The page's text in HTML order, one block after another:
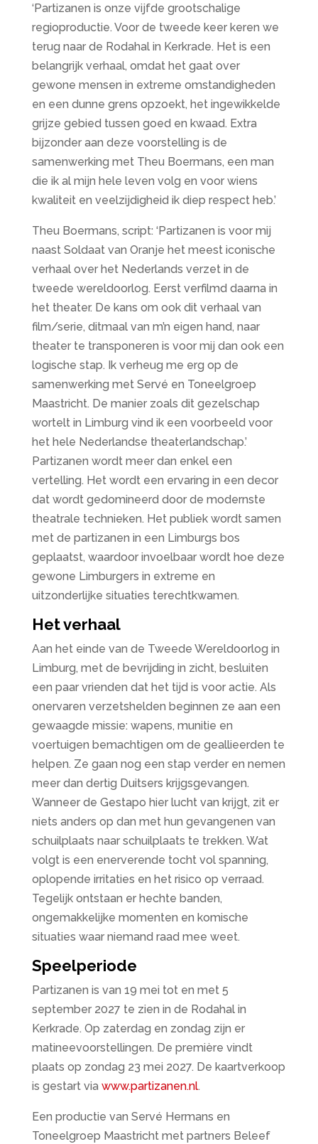
‘Partizanen is onze vijfde grootschalige
regioproductie. Voor de tweede keer keren we
terug naar de Rodahal in Kerkrade. Het is een
belangrijk verhaal, omdat het gaat over
gewone mensen in extreme omstandigheden
en een dunne grens opzoekt, het ingewikkelde
grijze gebied tussen goed en kwaad. Extra
bijzonder aan deze voorstelling is de
samenwerking met Theu Boermans, een man
die ik al mijn hele leven volg en voor wiens
kwaliteit en veelzijdigheid ik diep respect heb.’
Theu Boermans, script: ‘Partizanen is voor mij
naast Soldaat van Oranje het meest iconische
verhaal over het Nederlands verzet in de
tweede wereldoorlog. Eerst verfilmd daarna in
het theater. De kans om ook dit verhaal van
film/serie, ditmaal van m’n eigen hand, naar
theater te transponeren is voor mij dan ook een
logische stap. Ik verheug me erg op de
samenwerking met Servé en Toneelgroep
Maastricht. De manier zoals dit gezelschap
wortelt in Limburg vind ik een voorbeeld voor
het hele Nederlandse theaterlandschap.’
Partizanen wordt meer dan enkel een
vertelling. Het wordt een ervaring in een decor
dat wordt gedomineerd door de modernste
theatrale technieken. Het publiek wordt samen
met de partizanen in een Limburgs bos
geplaatst, waardoor invoelbaar wordt hoe deze
gewone Limburgers in extreme en
uitzonderlijke situaties terechtkwamen.
Het verhaal
Aan het einde van de Tweede Wereldoorlog in
Limburg, met de bevrijding in zicht, besluiten
een paar vrienden dat het tijd is voor actie. Als
onervaren verzetshelden beginnen ze aan een
gewaagde missie: wapens, munitie en
voertuigen bemachtigen om de geallieerden te
helpen. Ze gaan nog een stap verder en nemen
meer dan dertig Duitsers krijgsgevangen.
Wanneer de Gestapo hier lucht van krijgt, zit er
niets anders op dan met hun gevangenen van
schuilplaats naar schuilplaats te trekken. Wat
volgt is een enerverende tocht vol spanning,
oplopende irritaties en het risico op verraad.
Tegelijk ontstaan er hechte banden,
ongemakkelijke momenten en komische
situaties waar niemand raad mee weet.
Speelperiode
Partizanen is van 19 mei tot en met 5
september 2027 te zien in de Rodahal in
Kerkrade. Op zaterdag en zondag zijn er
matineevoorstellingen. De première vindt
plaats op zondag 23 mei 2027. De kaartverkoop
is gestart via www.partizanen.nl.
Een productie van Servé Hermans en
Toneelgroep Maastricht met partners Beleef